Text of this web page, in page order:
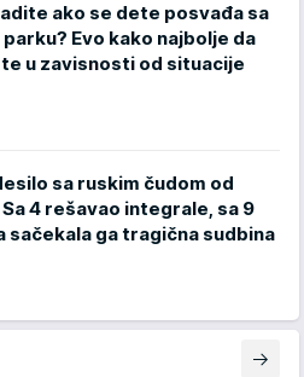
ako se dete posvađa sa
parku? Evo kako najbolje da
u zavisnosti od situacije
sa ruskim čudom od
4 rešavao integrale, sa 9
sačekala ga tragična sudbina